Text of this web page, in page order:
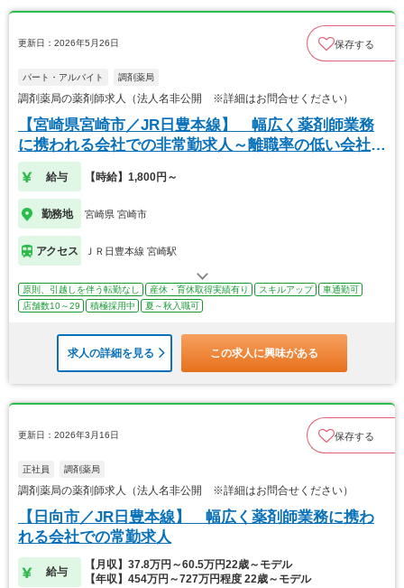
更新日：2026年5月26日 保存する
パート・アルバイト 調剤薬局
調剤薬局の薬剤師求人（法人名非公開 ※詳細はお問合せください）
【宮崎県宮崎市／JR日豊本線】 幅広く薬剤師業務
に携われる会社での非常勤求人～離職率の低い会社で
す～
給与 【時給】1,800円～
勤務地 宮崎県 宮崎市
アクセス ＪＲ日豊本線 宮崎駅
原則、引越しを伴う転勤なし 産休・育休取得実績有り スキルアップ
車通勤可
店舗数10～29
積極採用中 夏～秋入職可
求人の詳細を見る この求人に興味がある
更新日：2026年3月16日 保存する
正社員 調剤薬局
調剤薬局の薬剤師求人（法人名非公開 ※詳細はお問合せください）
【日向市／JR日豊本線】 幅広く薬剤師業務に携わ
れる会社での常勤求人
給与
【月収】37.8万円～60.5万円22歳～モデル
【年収】454万円～727万円程度 22歳～モデル